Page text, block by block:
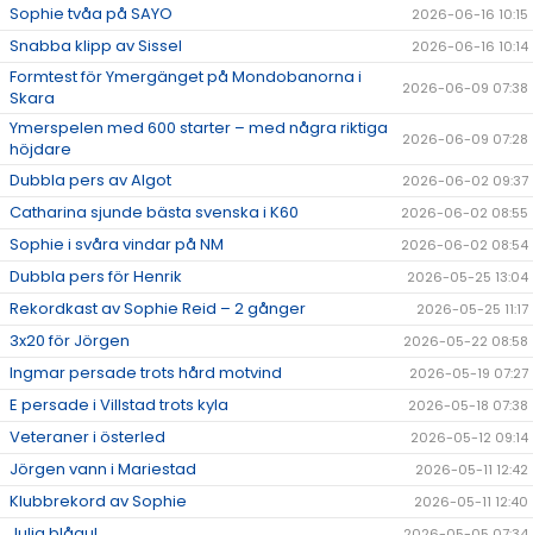
Sophie tvåa på SAYO 2026-06-16 10:15
Snabba klipp av Sissel 2026-06-16 10:14
Formtest för Ymergänget på Mondobanorna i
Skara
2026-06-09 07:38
Ymerspelen med 600 starter – med några riktiga
höjdare
2026-06-09 07:28
Dubbla pers av Algot 2026-06-02 09:37
Catharina sjunde bästa svenska i K60 2026-06-02 08:55
Sophie i svåra vindar på NM 2026-06-02 08:54
Dubbla pers för Henrik 2026-05-25 13:04
Rekordkast av Sophie Reid – 2 gånger 2026-05-25 11:17
3x20 för Jörgen 2026-05-22 08:58
Ingmar persade trots hård motvind 2026-05-19 07:27
E persade i Villstad trots kyla 2026-05-18 07:38
Veteraner i österled 2026-05-12 09:14
Jörgen vann i Mariestad 2026-05-11 12:42
Klubbrekord av Sophie 2026-05-11 12:40